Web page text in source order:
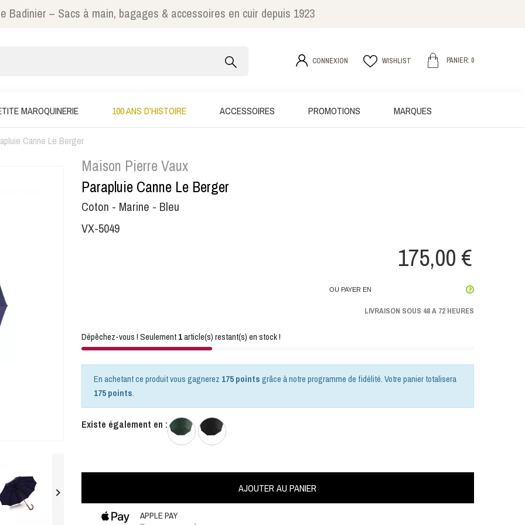
Badinier – Sacs à main, bagages & accessoires en cuir depuis 1923
CONNEXION WISHLIST PANIER: 0
MAROQUINERIE 100 ANS D'HISTOIRE ACCESSOIRES PROMOTIONS MARQUES
Canne Le Berger

Maison Pierre Vaux
Parapluie Canne Le Berger
Coton - Marine - Bleu
VX-5049
175,00 €
OU PAYER EN
LIVRAISON SOUS 48 A 72 HEURES
Dépêchez-vous ! Seulement1article(s) restant(s) en stock !
En achetant ce produit vous gagnerez 175 pointsgrâce à notre programme de fidélité. Votre panier totalisera
175 points.
Existe également en :
AJOUTER AU PANIER
APPLE PAY